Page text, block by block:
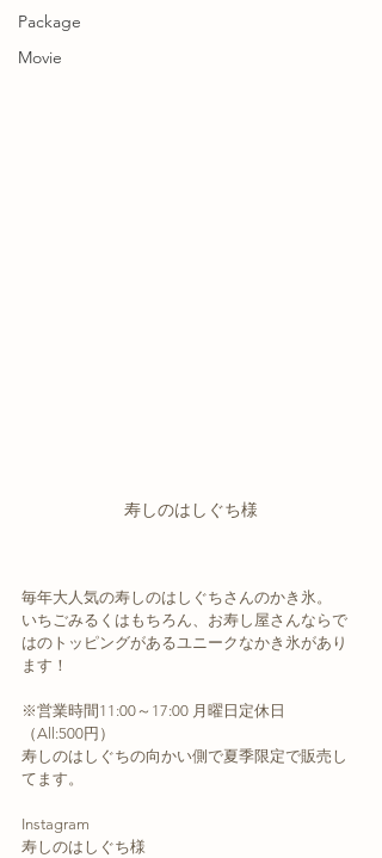
Package
Movie
寿しのはしぐち様
毎年大人気の寿しのはしぐちさんのかき氷。
いちごみるくはもちろん、お寿し屋さんならで
はのトッピングがあるユニークなかき氷があり
ます！
※営業時間11:00～17:00 月曜日定休日
（All:500円）
寿しのはしぐちの向かい側で夏季限定で販売し
てます。
Instagram
寿しのはしぐち様